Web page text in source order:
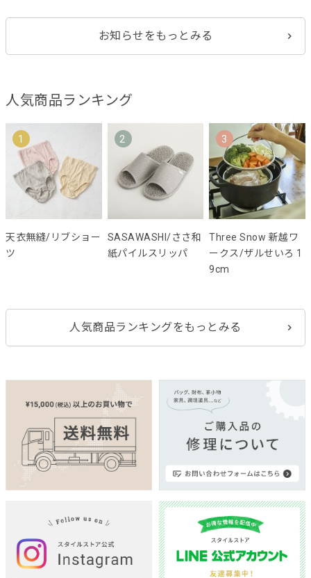
お知らせをもっとみる
人気商品ランキング
1
天衣無縫/リブショー
ツ
2
SASAWASHI/ささ和
紙パイルスリッパ
3
Three Snow 新越ワ
ークス/ザルせいろ 1
9cm
人気商品ランキングをもっとみる